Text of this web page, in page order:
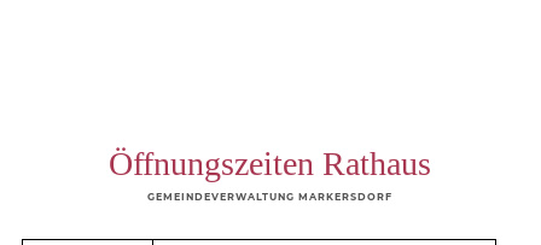
Öffnungszeiten Rathaus
GEMEINDEVERWALTUNG MARKERSDORF